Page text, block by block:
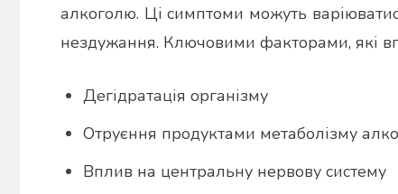
алкоголю. Ці симптоми можуть
нездужання. Ключовими факторами, які
Дегідратація організму
Отруєння продуктами метаболізму
Вплив на центральну нервову систему